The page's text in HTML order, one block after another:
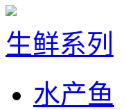
生鲜系列
水产鱼